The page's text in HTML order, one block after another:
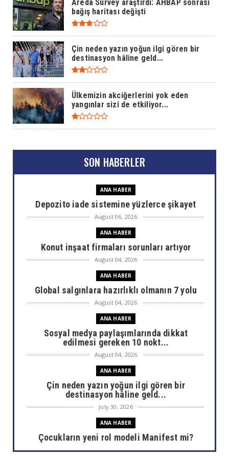
Areda Survey araştırdı: AHBAP sonrası
bağış haritası değişti
Çin neden yazın yoğun ilgi gören bir
destinasyon hâline geld...
Ülkemizin akciğerlerini yok eden
yangınlar sizi de etkiliyor...
SON HABERLER
ANA HABER
Depozito iade sistemine yüzlerce şikayet
August 06, 2026
ANA HABER
Konut inşaat firmaları sorunları artıyor
August 04, 2026
ANA HABER
Global salgınlara hazırlıklı olmanın 7 yolu
August 04, 2026
ANA HABER
Sosyal medya paylaşımlarında dikkat
edilmesi gereken 10 nokt...
August 04, 2026
ANA HABER
Çin neden yazın yoğun ilgi gören bir
destinasyon hâline geld...
July 30, 2026
ANA HABER
Çocukların yeni rol modeli Manifest mi?
July 30, 2026